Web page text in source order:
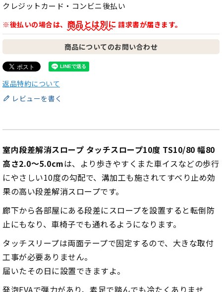
クレジットカード・コンビニ後払い
※後払いの場合は、 商品とは別に 請求書が届きます。
商品についてのお問い合わせ
返品特約について
レビューを書く
室内段差解消スロープ タッチスロープ10度 TS10/80 幅80
高さ2.0～5.0cmは、より歩きやすくまた車イスなどの歩行
にやさしい10度の勾配で、溝加工も施されてすべり止め効
果の高い段差解消スロープです。
廊下から各部屋にある段差にスロープを設置すると転倒防
止にもなり、車椅子でも通れるようになります。
タッチスリープは両面テープで固定するので、大きな取付
工事が必要ありません。
届いたその日に設置できますよ。